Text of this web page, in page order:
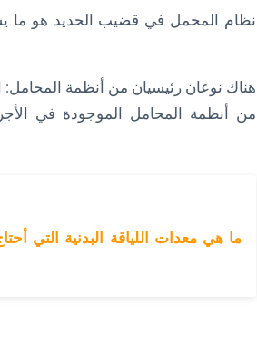
نظام المحمل في قضيب الحديد هو ما
هناك نوعان رئيسيان من أنظمة المحامل:
من أنظمة المحامل الموجودة في
ما هي معدات اللياقة البدنية التي